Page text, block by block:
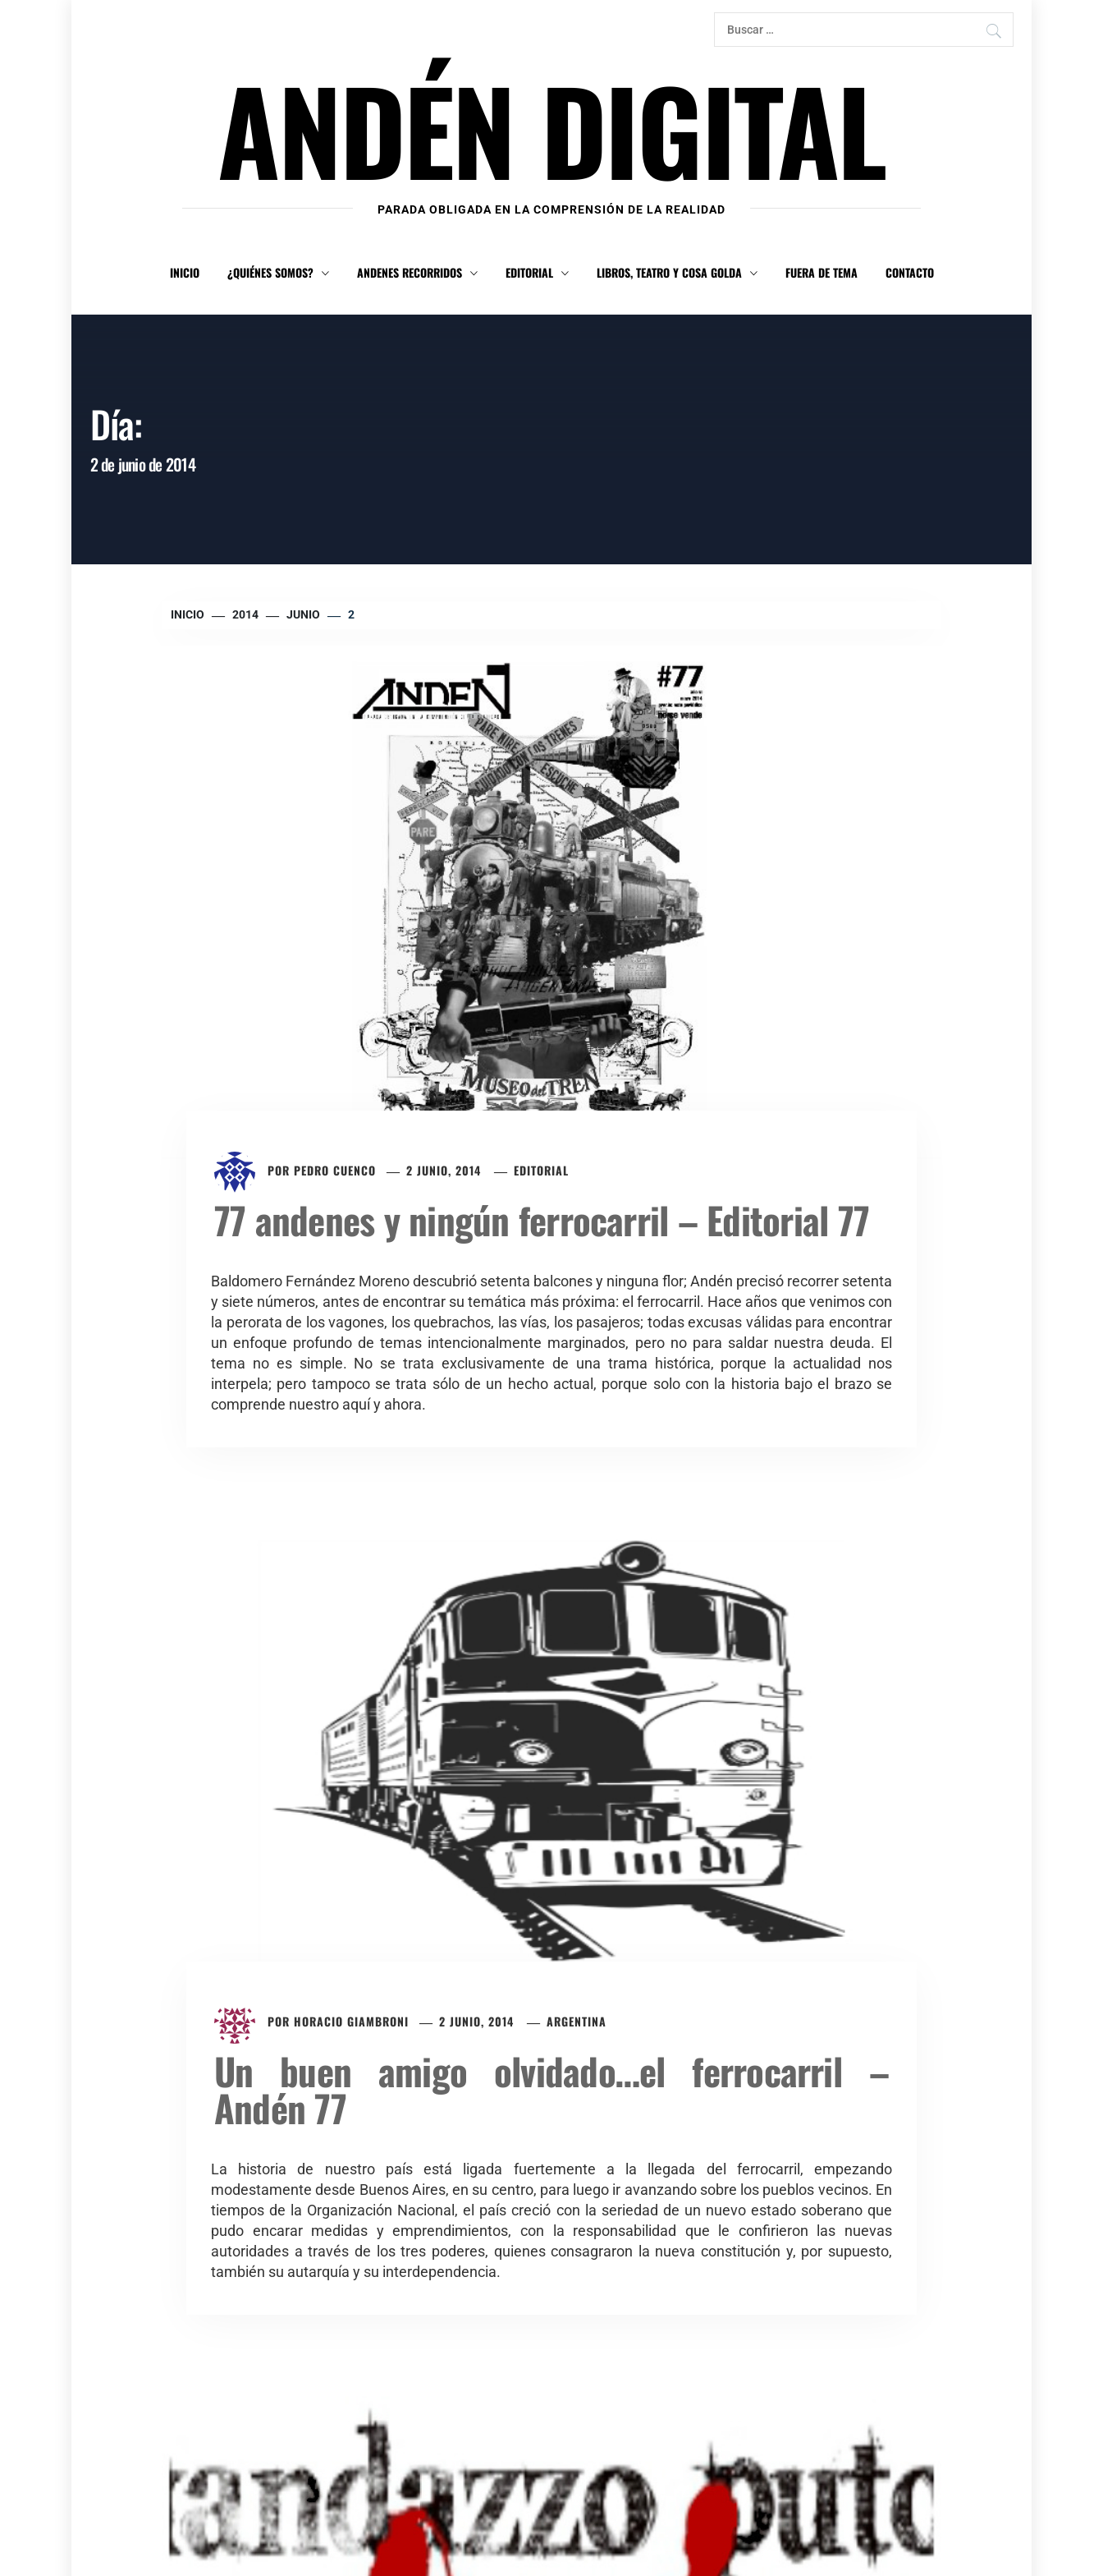
Buscar:
ANDÉN DIGITAL
PARADA OBLIGADA EN LA COMPRENSIÓN DE LA REALIDAD
INICIO ¿QUIÉNES SOMOS? ANDENES RECORRIDOS EDITORIAL LIBROS, TEATRO Y COSA GOLDA FUERA DE TEMA CONTACTO
Día:
2 de junio de 2014
INICIO 2014 JUNIO 2
POR PEDRO CUENCO 2 JUNIO, 2014 EDITORIAL
77 andenes y ningún ferrocarril – Editorial 77
Baldomero Fernández Moreno descubrió setenta balcones y ninguna flor; Andén precisó recorrer setenta
y siete números, antes de encontrar su temática más próxima: el ferrocarril. Hace años que venimos con
la perorata de los vagones, los quebrachos, las vías, los pasajeros; todas excusas válidas para encontrar
un enfoque profundo de temas intencionalmente marginados, pero no para saldar nuestra deuda. El
tema no es simple. No se trata exclusivamente de una trama histórica, porque la actualidad nos
interpela; pero tampoco se trata sólo de un hecho actual, porque solo con la historia bajo el brazo se
comprende nuestro aquí y ahora.
POR HORACIO GIAMBRONI 2 JUNIO, 2014 ARGENTINA
Un buen amigo olvidado…el ferrocarril –
Andén 77
La historia de nuestro país está ligada fuertemente a la llegada del ferrocarril, empezando
modestamente desde Buenos Aires, en su centro, para luego ir avanzando sobre los pueblos vecinos. En
tiempos de la Organización Nacional, el país creció con la seriedad de un nuevo estado soberano que
pudo encarar medidas y emprendimientos, con la responsabilidad que le confirieron las nuevas
autoridades a través de los tres poderes, quienes consagraron la nueva constitución y, por supuesto,
también su autarquía y su interdependencia.